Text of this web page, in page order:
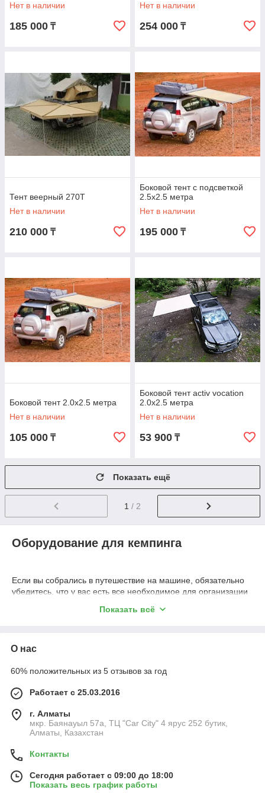
Нет в наличии
185 000 ₸
Нет в наличии
254 000 ₸
Тент веерный 270Т
Нет в наличии
210 000 ₸
Боковой тент с подсветкой
2.5х2.5 метра
Нет в наличии
195 000 ₸
Боковой тент 2.0х2.5 метра
Нет в наличии
105 000 ₸
Боковой тент activ vocation
2.0х2.5 метра
Нет в наличии
53 900 ₸
Показать ещё
1 / 2
Оборудование для кемпинга
Если вы собрались в путешествие на машине, обязательно
убедитесь, что у вас есть все необходимое для организации
приключения, без многого оборудования для кемпинга не
годы товары этой категории стали многофункциональными и
маленькой легковушки можно сложить все необходимое.
У каждого человека есть свои предпочтения, поэтому наши
специалисты всегда уточняют какой формат отдыха
планирует клиент и предлагает подходящие варианты. У нас
в наличии есть:
Автохолодильники. С его помощью даже в самый
напитки останутся все такими же вкусными.
алюминиевый корпус, который обеспечивает
Показать всё
О нас
60% положительных из 5 отзывов за год
Работает с 25.03.2016
г. Алматы
мкр. Баянауыл 57а, ТЦ "Car Сity" 4 ярус 252 бутик,
Алматы, Казахстан
Контакты
Сегодня работает с 09:00 до 18:00
Показать весь график работы